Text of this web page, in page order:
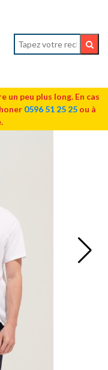
peu plus long. En cas
0596 51 25 25 ou à